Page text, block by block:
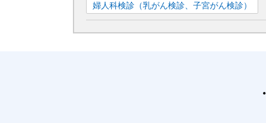
婦人科検診（乳がん検診、子宮がん検診）